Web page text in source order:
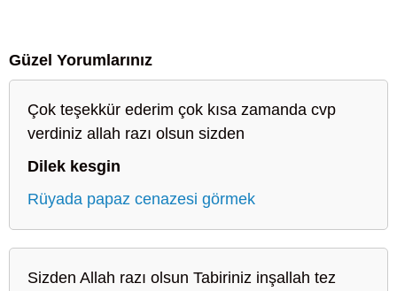
Güzel Yorumlarınız
Çok teşekkür ederim çok kısa zamanda cvp
verdiniz allah razı olsun sizden
Dilek kesgin
Rüyada papaz cenazesi görmek
Sizden Allah razı olsun Tabiriniz inşallah tez